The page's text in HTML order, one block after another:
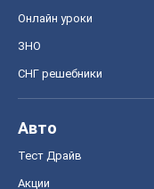
Онлайн уроки
ЗНО
СНГ решебники
Авто
Тест Драйв
Акции